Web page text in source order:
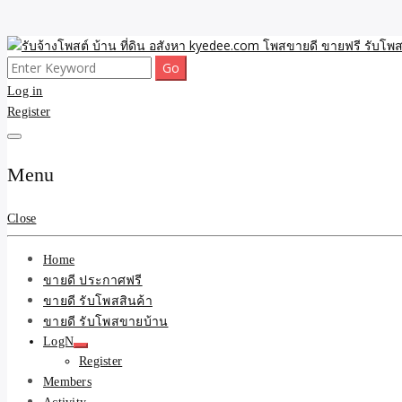
Skip
to
content
รับจ้างโพสต์ บ้าน ที่ดิน อสั
และบริการ
ขายดี โพสประกาศขายสินค้าฟรี บ้าน ที่ดิน อสังหา รับโพสต์ประกาศขาย
Search
for:
Log in
Register
Menu
Close
Home
ขายดี ประกาศฟรี
ขายดี รับโพสสินค้า
ขายดี รับโพสขายบ้าน
LogN
Register
Members